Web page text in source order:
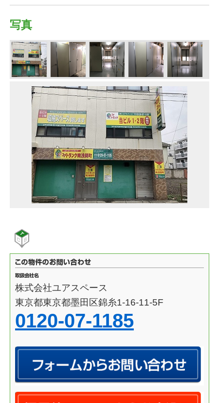
写真
株式会社ユアスペース
東京都東京都墨田区錦糸1-16-11-5F
0120-07-1185